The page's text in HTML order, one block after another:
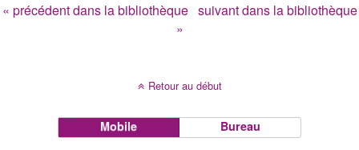
« précédent dans la bibliothèque suivant dans la bibliothèque
»
Retour au début
Mobile Bureau